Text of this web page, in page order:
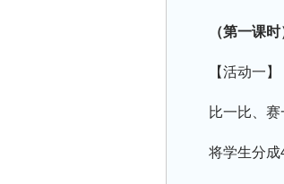
（第一课时
【活动一】
比一比、赛
将学生分成